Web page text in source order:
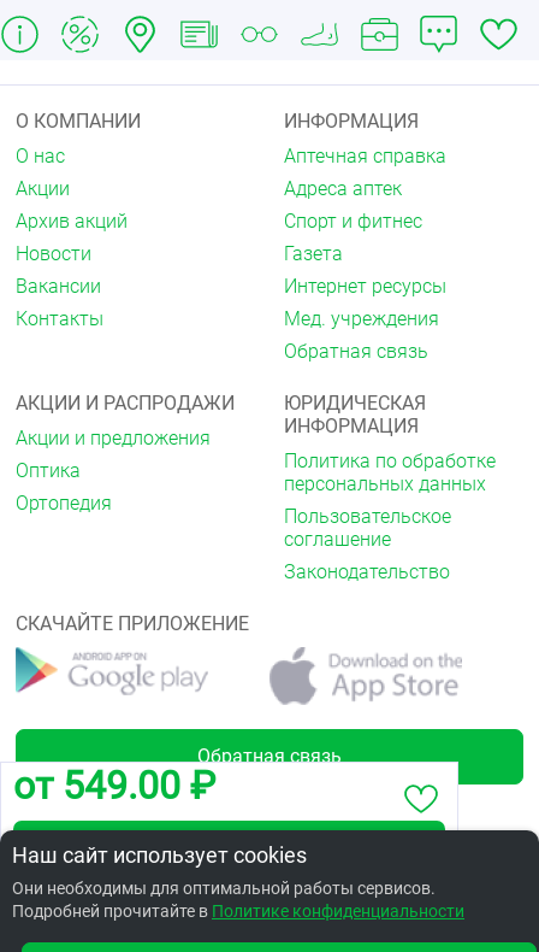
от 549.00 ₽
Забронировать по адресу ул.Товстухо,1А
Заказать в интернет аптеке по цене: 889.38 ₽
О КОМПАНИИ
О нас
Акции
Архив акций
Новости
Вакансии
Контакты
ИНФОРМАЦИЯ
Аптечная справка
Адреса аптек
Спорт и фитнес
Газета
Интернет ресурсы
Мед. учреждения
Обратная связь
АКЦИИ И РАСПРОДАЖИ
Акции и предложения
Оптика
Ортопедия
ЮРИДИЧЕСКАЯ
ИНФОРМАЦИЯ
Политика по обработке
персональных данных
Пользовательское
соглашение
Законодательство
СКАЧАЙТЕ ПРИЛОЖЕНИЕ
Обратная связь
Лицензии
Наш сайт использует cookies
Они необходимы для оптимальной работы сервисов.
Подробней прочитайте в Политике конфиденциальности